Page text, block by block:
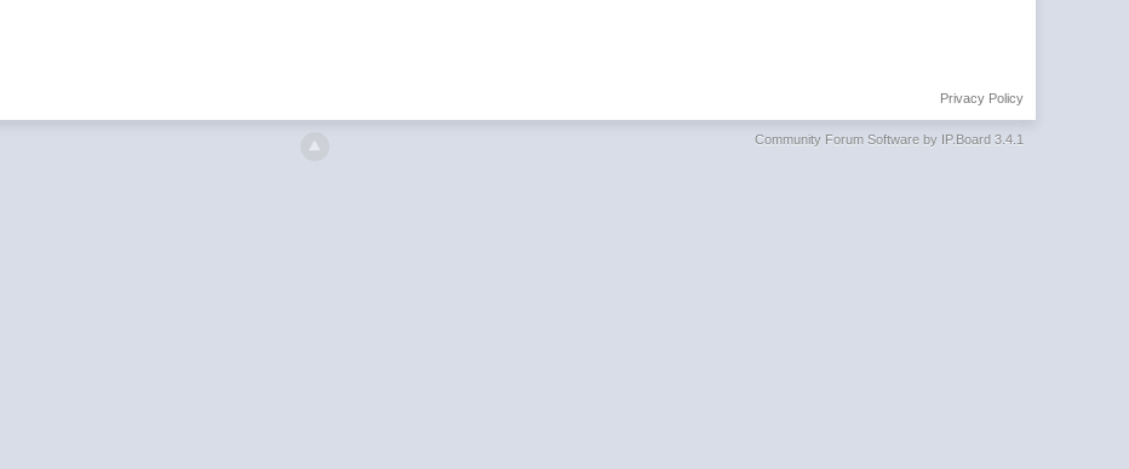
Privacy Policy
Community Forum Software by IP.Board 3.4.1